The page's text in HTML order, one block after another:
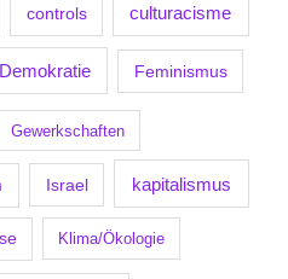
controls culturacisme
Demokratie Feminismus
Gewerkschaften
Israel kapitalismus
Klima/Ökologie